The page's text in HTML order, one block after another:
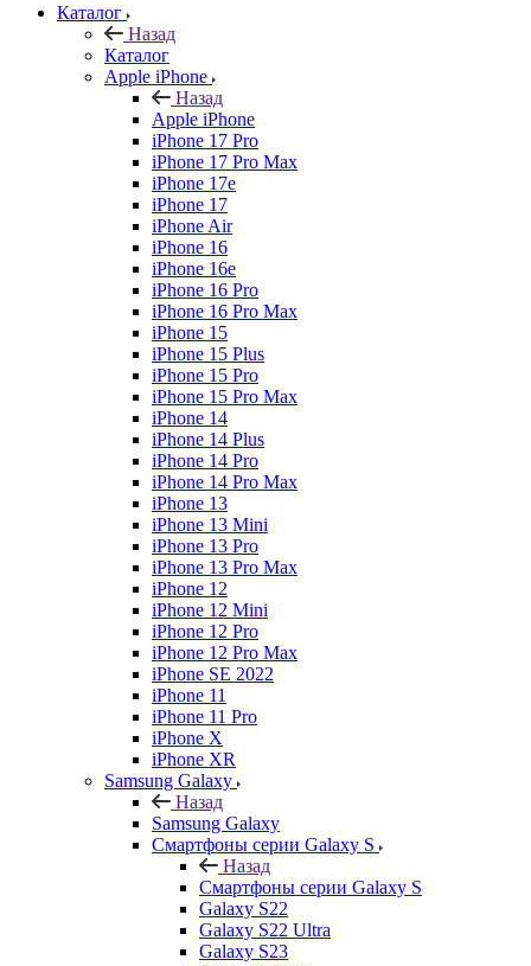
Каталог
Назад
Каталог
Apple iPhone
Назад
Apple iPhone
iPhone 17 Pro
iPhone 17 Pro Max
iPhone 17e
iPhone 17
iPhone Air
iPhone 16
iPhone 16e
iPhone 16 Pro
iPhone 16 Pro Max
iPhone 15
iPhone 15 Plus
iPhone 15 Pro
iPhone 15 Pro Max
iPhone 14
iPhone 14 Plus
iPhone 14 Pro
iPhone 14 Pro Max
iPhone 13
iPhone 13 Mini
iPhone 13 Pro
iPhone 13 Pro Max
iPhone 12
iPhone 12 Mini
iPhone 12 Pro
iPhone 12 Pro Max
iPhone SE 2022
iPhone 11
iPhone 11 Pro
iPhone X
iPhone XR
Samsung Galaxy
Назад
Samsung Galaxy
Смартфоны серии Galaxy S
Назад
Смартфоны серии Galaxy S
Galaxy S22
Galaxy S22 Ultra
Galaxy S23